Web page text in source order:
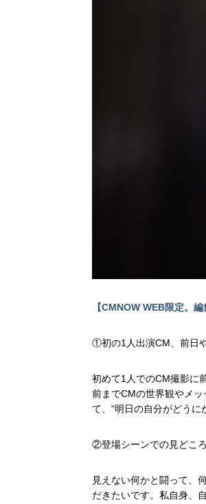
【CMNOW WEB限定。
①初の1人出演CM、前日
初めて1人でのCM撮影に
前までCMの世界観やメ
て、“明日の自分がどうに
②登場シーンでの見どこ
見えない何かと闘って、
だきたいです。私自身、